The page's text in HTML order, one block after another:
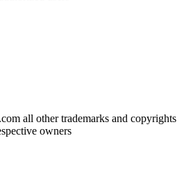
all other trademarks and copyrights
owners